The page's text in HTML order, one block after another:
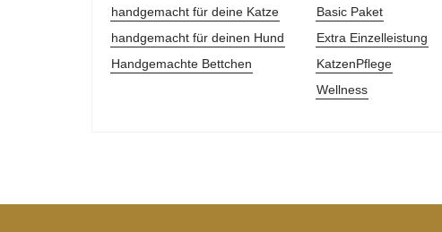
handgemacht für deine Katze
handgemacht für deinen Hund
Handgemachte Bettchen
Basic Paket
Extra Einzelleistung
KatzenPflege
Wellness